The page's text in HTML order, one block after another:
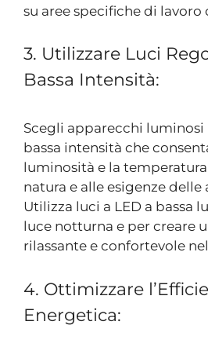
su aree specifiche di lavoro
3. Utilizzare Luci
Bassa Intensità:
Scegli apparecchi luminosi
bassa intensità che
luminosità e la
natura e alle esigenze delle
Utilizza luci a LED a bassa
luce notturna e per creare
rilassante e confortevole
4. Ottimizzare
Energetica: